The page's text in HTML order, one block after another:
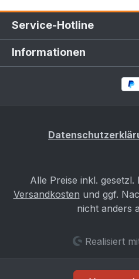
Service-Hotline
Informationen
Alle Preise inkl.
Versandkosten und ggf.
nicht anders
Realisiert